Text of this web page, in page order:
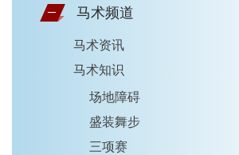
马术频道
马术资讯
马术知识
场地障碍
盛装舞步
三项赛